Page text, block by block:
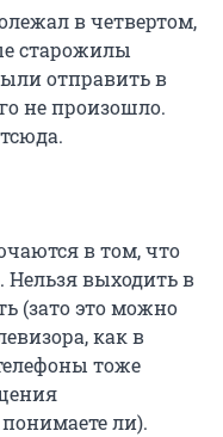
в четвертом,
старожилы
отправить в
не произошло.
в том, что
Нельзя выходить в
(зато это можно
как в
тоже
ли).